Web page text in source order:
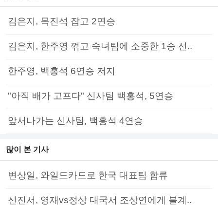
김은지, 목진석 잡고 2연승
김은지, 한주영 꺾고 숙녀팀에 소중한 1승 선..
한주영, 백홍석 6연승 저지
"아직 배가 고프다" 신사팀 백홍석, 5연승
앞서나가는 신사팀, 백홍석 4연승
많이 본 기사
변상일, 와일드카드로 한국 대표팀 합류
신진서, 영재vs정상 대국서 조상연에게 불계..